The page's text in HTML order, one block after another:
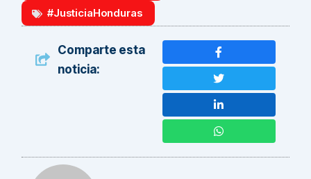
#JusticiaHonduras
Comparte esta
noticia: